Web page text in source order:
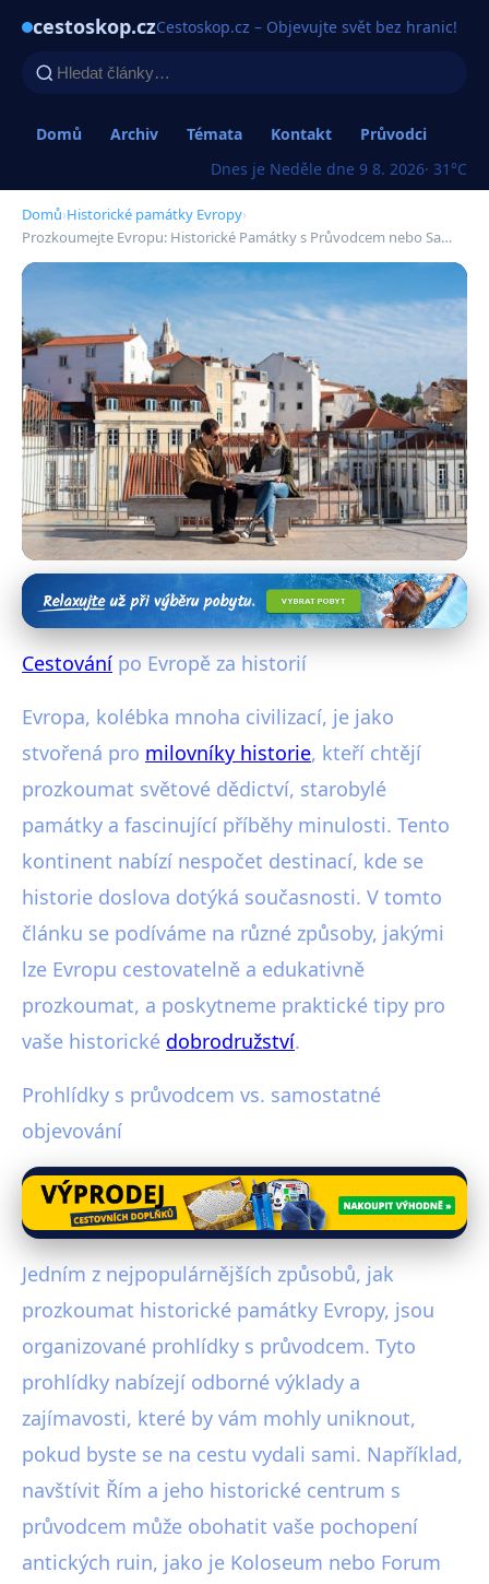
cestoskop.czCestoskop.cz – Objevujte svět bez hranic!
Domů Archiv Témata Kontakt
Průvodci
Dnes je Neděle dne 9 8. 2026· 31°C
Domů›Historické památky Evropy›
Prozkoumejte Evropu: Historické Památky s Průvodcem nebo Sa…
Historické památky Evropy
Prozkoumejte Evropu: Historické
Památky s Průvodcem nebo
Sami?
Cestování po Evropě za historií
Evropa, kolébka mnoha civilizací, je jako
stvořená pro milovníky historie, kteří chtějí
prozkoumat světové dědictví, starobylé
památky a fascinující příběhy minulosti. Tento
kontinent nabízí nespočet destinací, kde se
historie doslova dotýká současnosti. V tomto
článku se podíváme na různé způsoby, jakými
lze Evropu cestovatelně a edukativně
prozkoumat, a poskytneme praktické tipy pro
vaše historické dobrodružství.
Prohlídky s průvodcem vs. samostatné
objevování
Jedním z nejpopulárnějších způsobů, jak
prozkoumat historické památky Evropy, jsou
organizované prohlídky s průvodcem. Tyto
prohlídky nabízejí odborné výklady a
zajímavosti, které by vám mohly uniknout,
pokud byste se na cestu vydali sami. Například,
navštívit Řím a jeho historické centrum s
průvodcem může obohatit vaše pochopení
antických ruin, jako je Koloseum nebo Forum